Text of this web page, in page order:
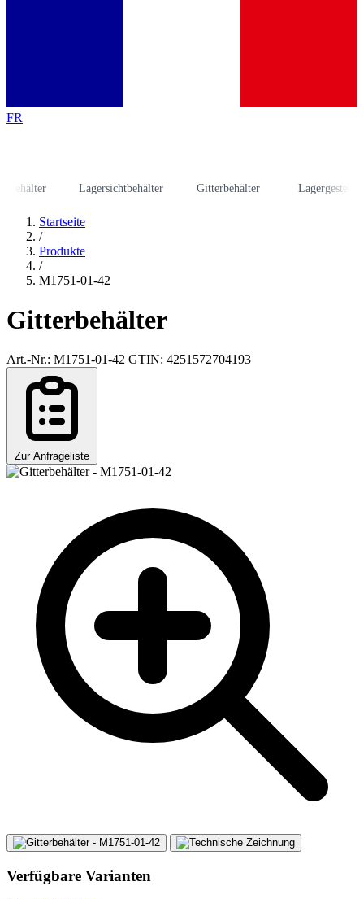
FR
Lagersichtbehälter Gitterbehälter Lagergestell
Startseite
/
Produkte
/
M1751-01-42
Gitterbehälter
Art.-Nr.: M1751-01-42 GTIN: 4251572704193
Zur Anfrageliste
Verfügbare Varianten